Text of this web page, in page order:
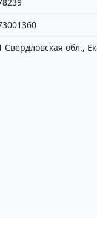
Свердловская обл.,